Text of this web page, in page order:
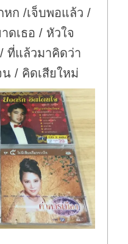
หก /เจ็บพอแล้ว /
ดเธอ / หัวใจ
ที่แล้วมาคิดว่า
/ คิดเสียใหม่